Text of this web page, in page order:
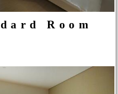
Room